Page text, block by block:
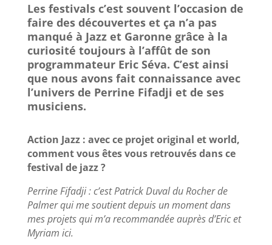
Les festivals c’est souvent l’occasion de
faire des découvertes et ça n’a pas
manqué à Jazz et Garonne grâce à la
curiosité toujours à l’affût de son
programmateur Eric Séva. C’est ainsi
que nous avons fait connaissance avec
l’univers de Perrine Fifadji et de ses
musiciens.
Action Jazz : avec ce projet original et world,
comment vous êtes vous retrouvés dans ce
festival de jazz ?
Perrine Fifadji : c’est Patrick Duval du Rocher de
Palmer qui me soutient depuis un moment dans
mes projets qui m’a recommandée auprès d’Eric et
Myriam ici.